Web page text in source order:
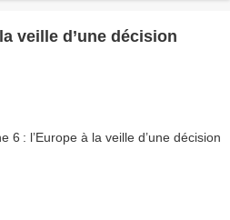
veille d’une décision